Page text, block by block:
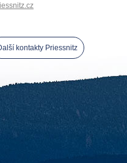
kontakty Priessnitz